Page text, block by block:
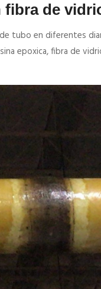
de
tubo en diferentes
epoxica, fibra de